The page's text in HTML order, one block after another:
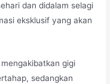
dan didalam selagi
eksklusif yang akan
gigi
sedangkan